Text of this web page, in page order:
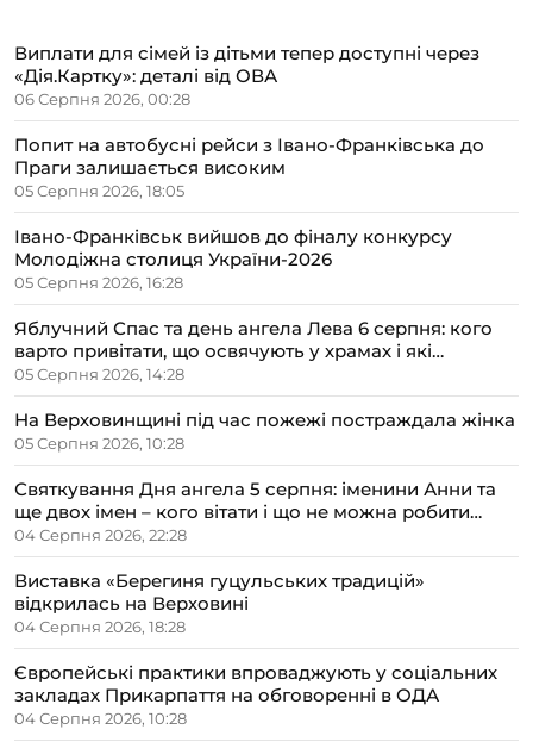
Виплати для сімей із дітьми тепер доступні через
«Дія.Картку»: деталі від ОВА
06 Серпня 2026, 00:28
Попит на автобусні рейси з Івано-Франківська до
Праги залишається високим
05 Серпня 2026, 18:05
Івано-Франківськ вийшов до фіналу конкурсу
Молодіжна столиця України-2026
05 Серпня 2026, 16:28
Яблучний Спас та день ангела Лева 6 серпня: кого
варто привітати, що освячують у храмах і які
прикмети передбачають осінь
05 Серпня 2026, 14:28
На Верховинщині під час пожежі постраждала жінка
05 Серпня 2026, 10:28
Святкування Дня ангела 5 серпня: іменини Анни та
ще двох імен – кого вітати і що не можна робити
цього дня
04 Серпня 2026, 22:28
Виставка «Берегиня гуцульських традицій»
відкрилась на Верховині
04 Серпня 2026, 18:28
Європейські практики впроваджують у соціальних
закладах Прикарпаття на обговоренні в ОДА
04 Серпня 2026, 10:28